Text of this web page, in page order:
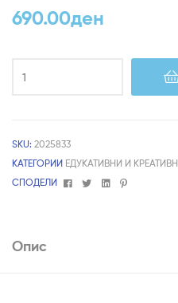
690.00ден
SKU: 2025833
КАТЕГОРИИ ЕДУКАТИВНИ И
СПОДЕЛИ
FacebookTwitterLinkedin
Pinterest
Опис